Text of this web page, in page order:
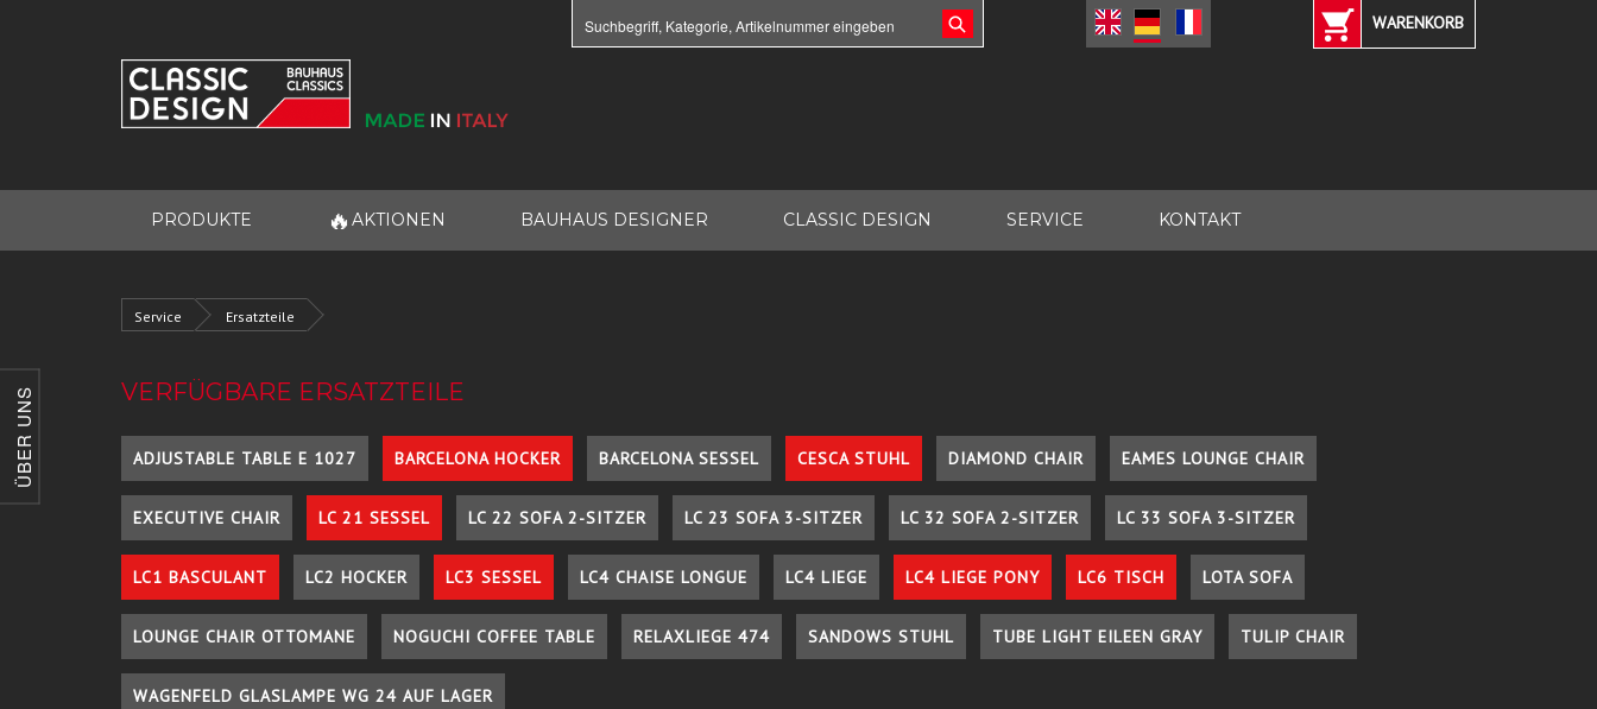
ÜBER UNS
WARENKORB
PRODUKTE 🔥 AKTIONEN BAUHAUS DESIGNER CLASSIC DESIGN SERVICE KONTAKT
Service Ersatzteile
VERFÜGBARE ERSATZTEILE
ADJUSTABLE TABLE E 1027 BARCELONA HOCKER BARCELONA SESSEL CESCA STUHL DIAMOND CHAIR EAMES LOUNGE CHAIR
EXECUTIVE CHAIR LC 21 SESSEL LC 22 SOFA 2-SITZER LC 23 SOFA 3-SITZER LC 32 SOFA 2-SITZER LC 33 SOFA 3-SITZER
LC1 BASCULANT LC2 HOCKER LC3 SESSEL LC4 CHAISE LONGUE LC4 LIEGE LC4 LIEGE PONY LC6 TISCH LOTA SOFA
LOUNGE CHAIR OTTOMANE NOGUCHI COFFEE TABLE RELAXLIEGE 474 SANDOWS STUHL TUBE LIGHT EILEEN GRAY TULIP CHAIR
WAGENFELD GLASLAMPE WG 24 AUF LAGER